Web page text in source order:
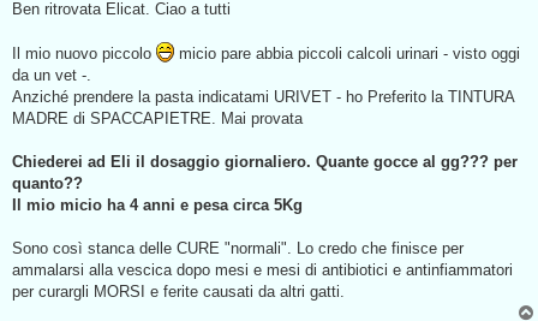
s
g
g
i
o
d
a
g
g
e
r
Ben ritrovata Elicat. Ciao a tutti
Il mio nuovo piccolo
micio pare abbia piccoli calcoli urinari - visto oggi
da un vet -.
Anziché prendere la pasta indicatami URIVET - ho Preferito la TINTURA
MADRE di SPACCAPIETRE. Mai provata
Chiederei ad Eli il dosaggio giornaliero. Quante gocce al gg??? per
quanto??
Il mio micio ha 4 anni e pesa circa 5Kg
Sono così stanca delle CURE "normali". Lo credo che finisce per
ammalarsi alla vescica dopo mesi e mesi di antibiotici e antinfiammatori
per curargli MORSI e ferite causati da altri gatti.